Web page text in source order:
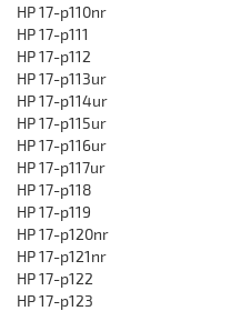
HP 17-p110nr
HP 17-p111
HP 17-p112
HP 17-p113ur
HP 17-p114ur
HP 17-p115ur
HP 17-p116ur
HP 17-p117ur
HP 17-p118
HP 17-p119
HP 17-p120nr
HP 17-p121nr
HP 17-p122
HP 17-p123